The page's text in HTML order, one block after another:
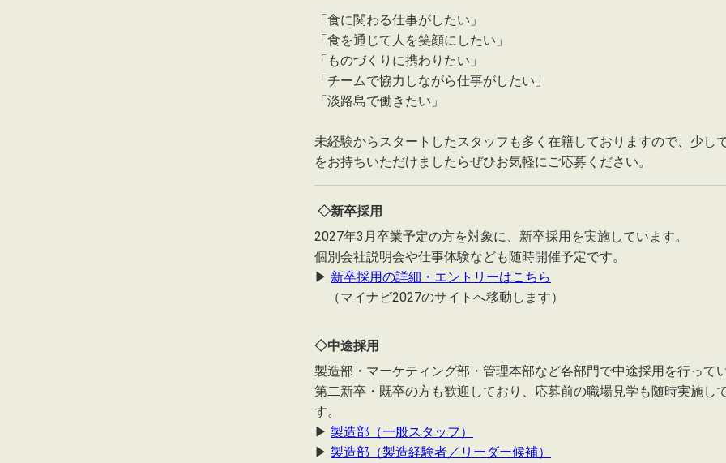
「食に関わる仕事がしたい」
「食を通じて人を笑顔にしたい」
「ものづくりに携わりたい」
「チームで協力しながら仕事がしたい」
「淡路島で働きたい」
未経験からスタートしたスタッフも多く在籍しておりますので、少し
をお持ちいただけましたらぜひお気軽にご応募ください。
◇新卒採用
2027年3月卒業予定の方を対象に、新卒採用を実施しています。
個別会社説明会や仕事体験なども随時開催予定です。
▶ 新卒採用の詳細・エントリーはこちら
（マイナビ2027のサイトへ移動します）
◇中途採用
製造部・マーケティング部・管理本部など各部門で中途採用を行ってい
第二新卒・既卒の方も歓迎しており、応募前の職場見学も随時実施し
す。
▶ 製造部（一般スタッフ）
▶ 製造部（製造経験者／リーダー候補）